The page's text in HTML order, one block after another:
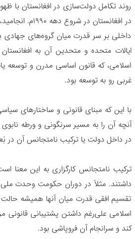
روند تکامل دولت‌سازی در افغانستان با
در
ایالات متحده و متحدین آن به
اسلامی، که قانون اساسی مدرن و توسعه
غربی رو به توسعه بود.
با این که مبنای قانونی و ساختار‌های
آنچه آن را به مسیر سرنگونی و ورطه
در داخل دولت یا ترکیب نامتجانس آن در
ترکیب نامتجانس کارگزاری به این معنا
داشتند. مثلاً در دوران حکومت وحدت
تقسیم افقی قدرت میان آنها همیشه
اسلامی علی‌رغم داشتن پشتیبانی
کند و سرانجام آن فروپاشی بود.